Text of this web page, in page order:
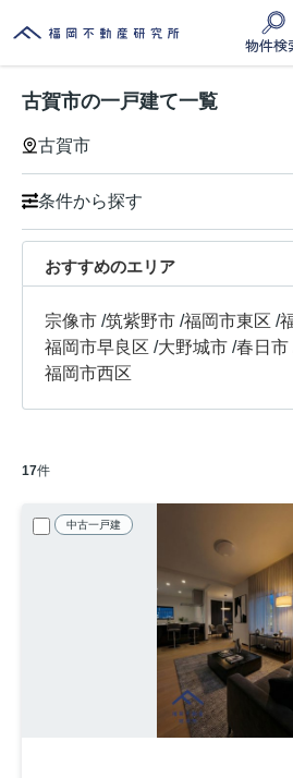
物件検
古賀市の一戸建て一覧
古賀市
条件から探す
おすすめのエリア
宗像市 /筑紫野市 /福岡市東区 /
福岡市早良区 /大野城市 /春日市
福岡市西区
17件
中古一戸建